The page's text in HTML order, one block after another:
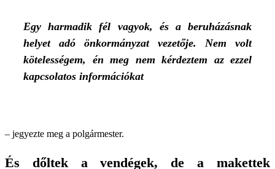
Egy harmadik fél vagyok, és a beruházásnak
helyet adó önkormányzat vezetője. Nem volt
kötelességem, én meg nem kérdeztem az ezzel
kapcsolatos információkat
– jegyezte meg a polgármester.
És dőltek a vendégek, de a makettek